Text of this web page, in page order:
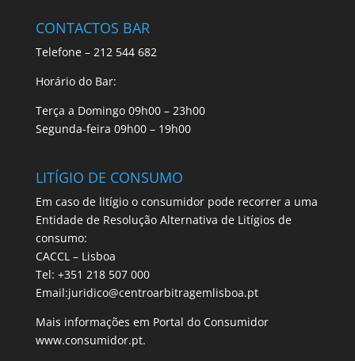
CONTACTOS BAR
Telefone – 212 544 682
Horário do Bar:
Terça a Domingo 09h00 – 23h00
Segunda-feira 09h00 – 19h00
LITÍGIO DE CONSUMO
Em caso de litígio o consumidor pode recorrer a uma
Entidade de Resolução Alternativa de Litígios de
consumo:
CACCL – Lisboa
Tel: +351 218 507 000
Email:juridico@centroarbitragemlisboa.pt
Mais informações em Portal do Consumidor
www.consumidor.pt.